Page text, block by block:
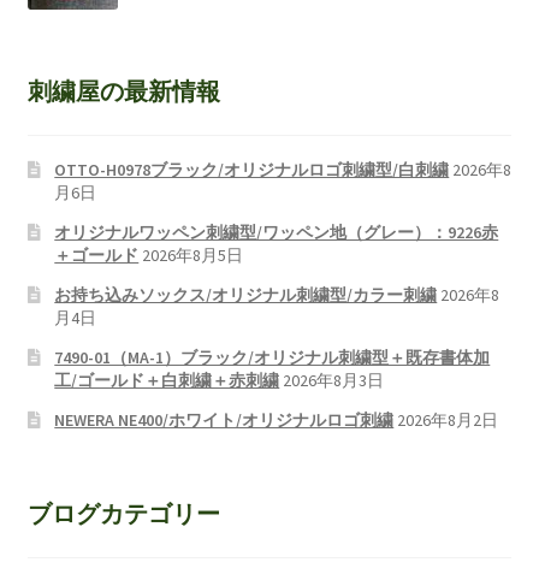
刺繍屋の最新情報
OTTO-H0978ブラック/オリジナルロゴ刺繍型/白刺繍 2026年8
月6日
オリジナルワッペン刺繍型/ワッペン地（グレー）：9226赤
＋ゴールド 2026年8月5日
お持ち込みソックス/オリジナル刺繍型/カラー刺繍 2026年8
月4日
7490-01（MA-1）ブラック/オリジナル刺繍型＋既存書体加
工/ゴールド＋白刺繍＋赤刺繍 2026年8月3日
NEWERA NE400/ホワイト/オリジナルロゴ刺繍 2026年8月2日
ブログカテゴリー